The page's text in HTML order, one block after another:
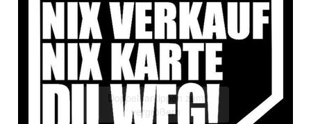
Doppelt antippen zum
vergrößern